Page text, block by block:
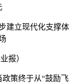
建立现代化支撑体
报）
政策终于从“鼓励飞